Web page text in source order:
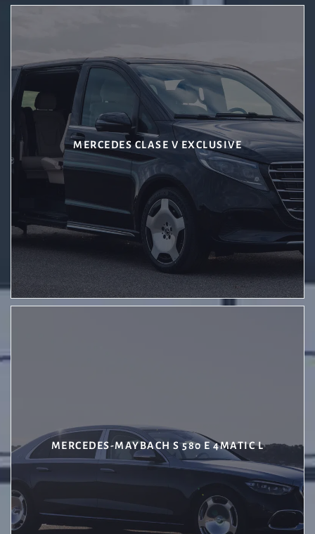
MERCEDES CLASE V EXCLUSIVE
MERCEDES-MAYBACH S 580 E 4MATIC L